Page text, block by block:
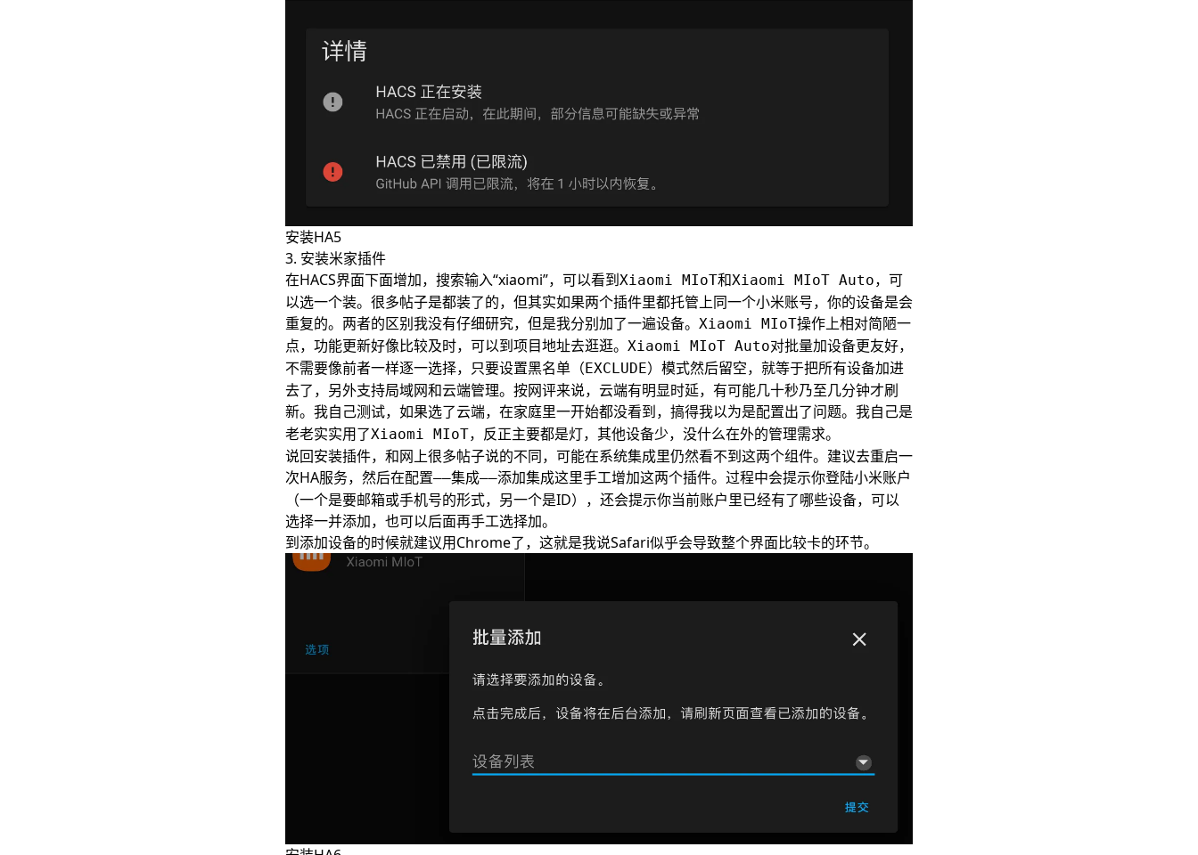
安装HA5
3. 安装米家插件
在HACS界面下面增加，搜索输入“xiaomi”，可以看到Xiaomi MIoT和Xiaomi MIoT Auto，可
以选一个装。很多帖子是都装了的，但其实如果两个插件里都托管上同一个小米账号，你的设备是会
重复的。两者的区别我没有仔细研究，但是我分别加了一遍设备。 Xiaomi MIoT操作上相对简陋一
点，功能更新好像比较及时，可以到项目地址去逛逛。 Xiaomi MIoT Auto对批量加设备更友好，
不需要像前者一样逐一选择，只要设置黑名单（EXCLUDE）模式然后留空，就等于把所有设备加进
去了，另外支持局域网和云端管理。按网评来说，云端有明显时延，有可能几十秒乃至几分钟才刷
新。我自己测试，如果选了云端，在家庭里一开始都没看到，搞得我以为是配置出了问题。我自己是
老老实实用了Xiaomi MIoT，反正主要都是灯，其他设备少，没什么在外的管理需求。
说回安装插件，和网上很多帖子说的不同，可能在系统集成里仍然看不到这两个组件。建议去重启一
次HA服务，然后在配置——集成——添加集成这里手工增加这两个插件。过程中会提示你登陆小米账户
（一个是要邮箱或手机号的形式，另一个是ID），还会提示你当前账户里已经有了哪些设备，可以
选择一并添加，也可以后面再手工选择加。
到添加设备的时候就建议用Chrome了，这就是我说Safari似乎会导致整个界面比较卡的环节。